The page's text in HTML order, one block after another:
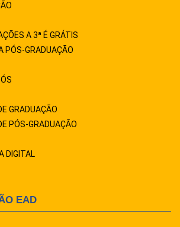
A 3ª É GRÁTIS
PÓS-GRADUAÇÃO
GRADUAÇÃO
PÓS-GRADUAÇÃO
DIGITAL
EAD